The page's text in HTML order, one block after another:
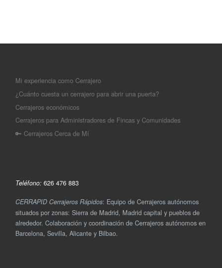
Mi experiencia como Cerrajero
¿Cuánto cuesta un cerrajero para abrir una puerta?
Cerrajeros económicos
Cerrajeros para Administradores de Fincas y Comunidades
🔑 Cerrajeros Cerca de Mí
Teléfono: 626 476 883
CERRAPID Cerrajeros Rápidos: Equipo de Cerrajeros autónomos
situados por zonas: Sierra de Madrid, Madrid capital y pueblos de
alrededor. Colaboración y coordinación de Cerrajeros autónomos en
Barcelona, Sevilla, Alicante y Bilbao.